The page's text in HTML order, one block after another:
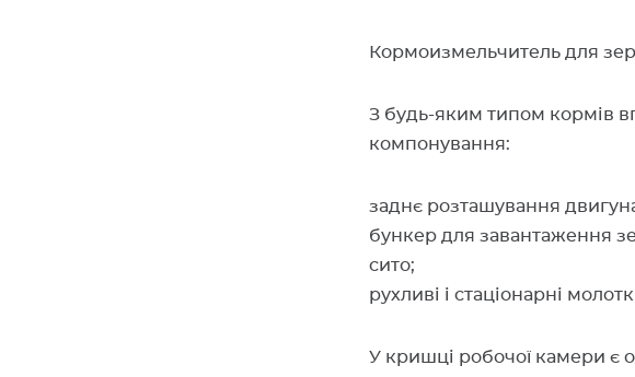
Кормоизмельчитель для
З будь-яким типом кормів
компонування:
заднє розташування
бункер для завантаження
сито;
рухливі і стаціонарні
У кришці робочої камери є